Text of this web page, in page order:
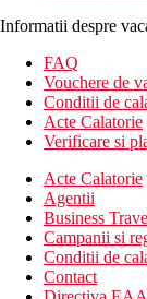
Informatii despre
FAQ
Vouchere de
Conditii de
Acte Calatorie
Verificare si
Acte Calatorie
Agentii
Business
Campanii si
Conditii de
Contact